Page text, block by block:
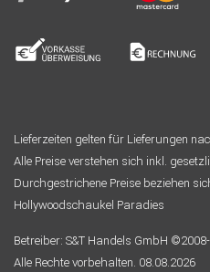
Lieferzeiten gelten für Lieferungen
Alle Preise verstehen sich inkl.
Durchgestrichene Preise beziehen
Hollywoodschaukel Paradies
Betreiber: S&T Handels GmbH
Alle Rechte vorbehalten. 08.08.2026